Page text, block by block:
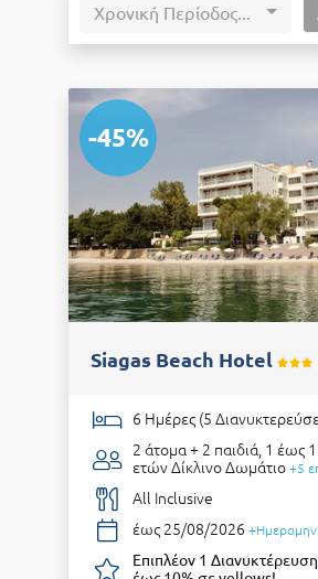
Χρονική Περίοδος...
-45%
Siagas Beach Hotel
6 Ημέρες (5
2 άτομα + 2 παιδιά, 1 έως
ετώνΔίκλινο Δωμάτιο+5
All Inclusive
έως 25/08/2026
Επιπλέον 1